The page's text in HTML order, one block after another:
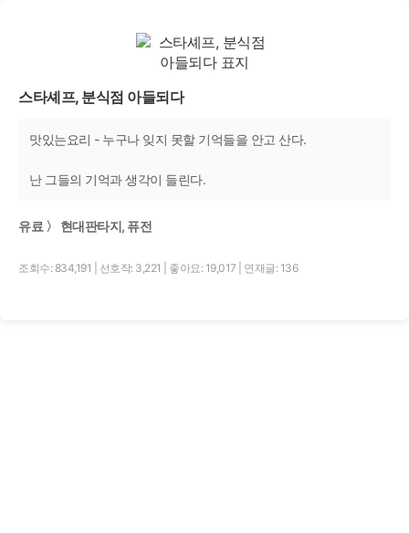
스타셰프, 분식점 아들되다
맛있는요리 - 누구나 잊지 못할 기억들을 안고 산다.
난 그들의 기억과 생각이 들린다.
유료 〉 현대판타지, 퓨전
조회수: 834,191 선호작: 3,221 좋아요: 19,017 연재글: 136